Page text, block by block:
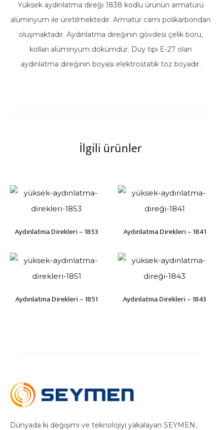
Yüksek aydınlatma direği 1838 kodlu ürünün armatürü
alüminyum ile üretilmektedir. Armatür camı polikarbondan
oluşmaktadır. Aydınlatma direğinin gövdesi çelik boru,
kolları alüminyum dökümdür. Duy tipi E-27 olan
aydınlatma direğinin boyası elektrostatik toz boyadır.
İlgili ürünler
Aydınlatma Direkleri – 1853 Aydınlatma Direkleri – 1841
Aydınlatma Direkleri – 1851 Aydınlatma Direkleri – 1843
Dünyada ki değişimi ve teknolojiyi yakalayan SEYMEN,